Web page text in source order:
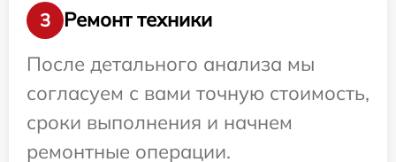
3
Ремонт техники
После детального анализа мы
согласуем с вами точную стоимость,
сроки выполнения и начнем
ремонтные операции.